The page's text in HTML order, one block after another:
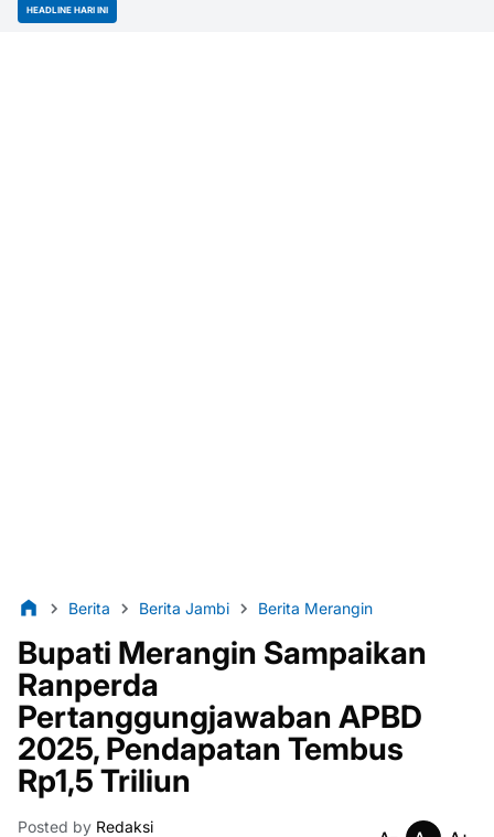
HEADLINE HARI INI
Berita Berita Jambi Berita Merangin
Bupati Merangin Sampaikan
Ranperda
Pertanggungjawaban APBD
2025, Pendapatan Tembus
Rp1,5 Triliun
Posted by Redaksi